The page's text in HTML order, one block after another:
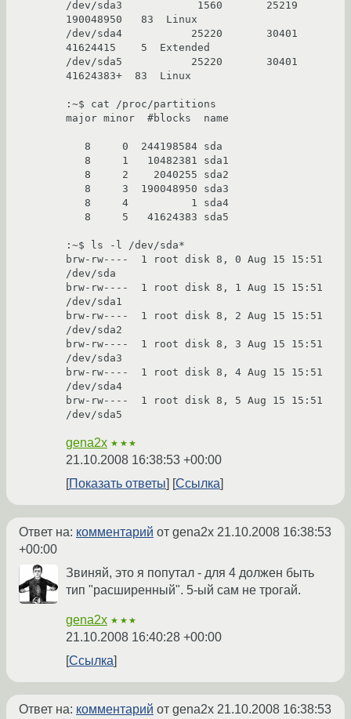
/dev/sda3            1560       25219
190048950   83  Linux
/dev/sda4           25220       30401
41624415    5  Extended
/dev/sda5           25220       30401
41624383+  83  Linux
:~$ cat /proc/partitions
major minor  #blocks  name
:~$ ls -l /dev/sda*
brw-rw----  1 root disk 8, 0 Aug 15 15:51
/dev/sda
brw-rw----  1 root disk 8, 1 Aug 15 15:51
/dev/sda1
brw-rw----  1 root disk 8, 2 Aug 15 15:51
/dev/sda2
brw-rw----  1 root disk 8, 3 Aug 15 15:51
/dev/sda3
brw-rw----  1 root disk 8, 4 Aug 15 15:51
/dev/sda4
brw-rw----  1 root disk 8, 5 Aug 15 15:51
gena2x ★★★
21.10.2008 16:38:53 +00:00
Показать ответы
Ссылка
Ответ на: комментарий от gena2x 21.10.2008 16:38:53
+00:00
Звиняй, это я попутал - для 4 должен быть
тип "расширенный". 5-ый сам не трогай.
gena2x ★★★
21.10.2008 16:40:28 +00:00
Ссылка
Ответ на: комментарий от gena2x 21.10.2008 16:38:53